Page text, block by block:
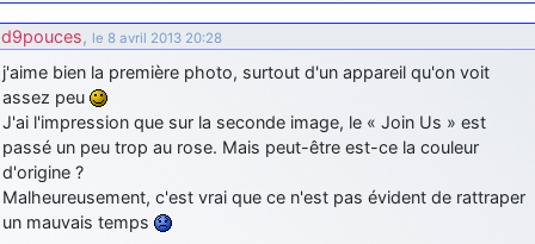
d9pouces, le 8 avril 2013 20:28
j'aime bien la première photo, surtout d'un appareil qu'on voit
assez peu
J'ai l'impression que sur la seconde image, le « Join Us » est
passé un peu trop au rose. Mais peut-être est-ce la couleur
d'origine ?
Malheureusement, c'est vrai que ce n'est pas évident de rattraper
un mauvais temps